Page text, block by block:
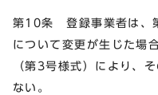
第10条 登録事業者は、
について変更が生じた場
（第3号様式）により、
ない。